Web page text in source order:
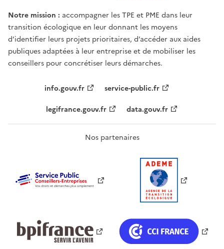
Notre mission : accompagner les TPE et PME dans leur
transition écologique en leur donnant les moyens
d’identifier leurs projets prioritaires, d’accéder aux aides
publiques adaptées à leur entreprise et de mobiliser les
conseillers pour concrétiser leurs démarches.
info.gouv.fr
service-public.fr
legifrance.gouv.fr
data.gouv.fr
Nos partenaires